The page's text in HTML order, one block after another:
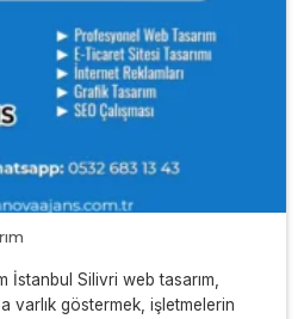
İstanbul Silivri web tasarım,
varlık göstermek, işletmelerin